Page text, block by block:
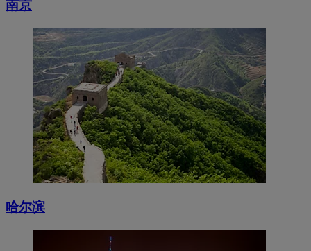
南京
哈尔滨